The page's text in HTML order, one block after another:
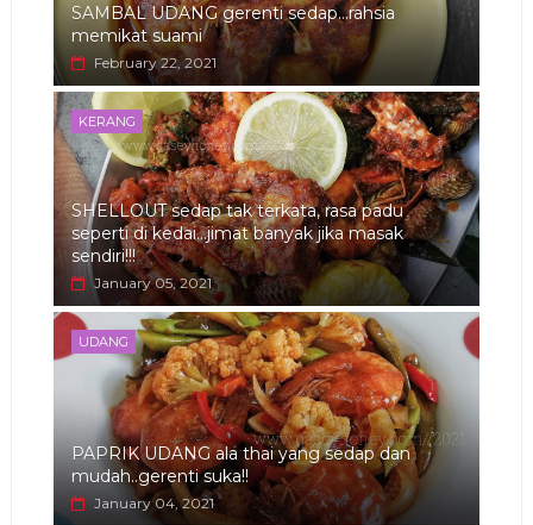
SAMBAL UDANG gerenti sedap...rahsia
memikat suami
February 22, 2021
KERANG
SHELLOUT sedap tak terkata, rasa padu
seperti di kedai...jimat banyak jika masak
sendiri!!!
January 05, 2021
UDANG
PAPRIK UDANG ala thai yang sedap dan
mudah..gerenti suka!!
January 04, 2021